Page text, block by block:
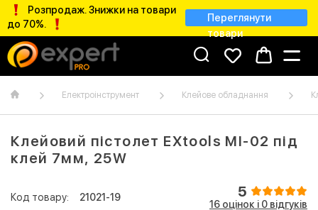
Розпродаж. Знижки на товари
до 70%.
Переглянути
товари
Електроінструмент Клейове обладнання
Клейовий пістолет EXtools MI-02 під
клей 7мм, 25W
Код товару: 21021-19 5
16 оцінок і 0 відгуків